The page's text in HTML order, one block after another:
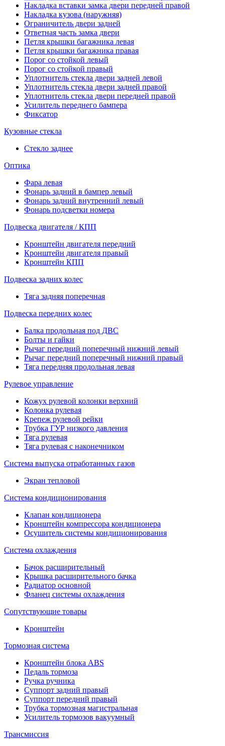
Накладка вставки замка двери передней правой
Накладка кузова (наружняя)
Ограничитель двери задней
Ответная часть замка двери
Петля крышки багажника левая
Петля крышки багажника правая
Порог со стойкой левый
Порог со стойкой правый
Уплотнитель стекла двери задней левой
Уплотнитель стекла двери задней правой
Уплотнитель стекла двери передней правой
Усилитель переднего бампера
Фиксатор
Кузовные стекла
Стекло заднее
Оптика
Фара левая
Фонарь задний в бампер левый
Фонарь задний внутренний левый
Фонарь подсветки номера
Подвеска двигателя / КПП
Кронштейн двигателя передний
Кронштейн двигателя правый
Кронштейн КПП
Подвеска задних колес
Тяга задняя поперечная
Подвеска передних колес
Балка продольная под ДВС
Болты и гайки
Рычаг передний поперечный нижний левый
Рычаг передний поперечный нижний правый
Тяга передняя продольная левая
Рулевое управление
Кожух рулевой колонки верхний
Колонка рулевая
Крепеж рулевой рейки
Трубка ГУР низкого давления
Тяга рулевая
Тяга рулевая с наконечником
Система выпуска отработанных газов
Экран тепловой
Система кондиционирования
Клапан кондиционера
Кронштейн компрессора кондиционера
Осушитель системы кондиционирования
Система охлаждения
Бачок расширительный
Крышка расширительного бачка
Радиатор основной
Фланец системы охлаждения
Сопутствующие товары
Кронштейн
Тормозная система
Кронштейн блока ABS
Педаль тормоза
Ручка ручника
Суппорт задний правый
Суппорт передний правый
Трубка тормозная магистральная
Усилитель тормозов вакуумный
Трансмиссия